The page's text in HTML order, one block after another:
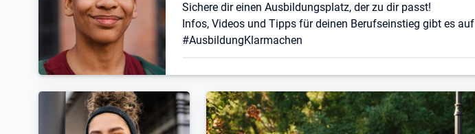
Sichere dir einen Ausbildungsplatz, der zu dir passt!
Infos, Videos und Tipps für deinen Berufseinstieg gibt es auf
#AusbildungKlarmachen